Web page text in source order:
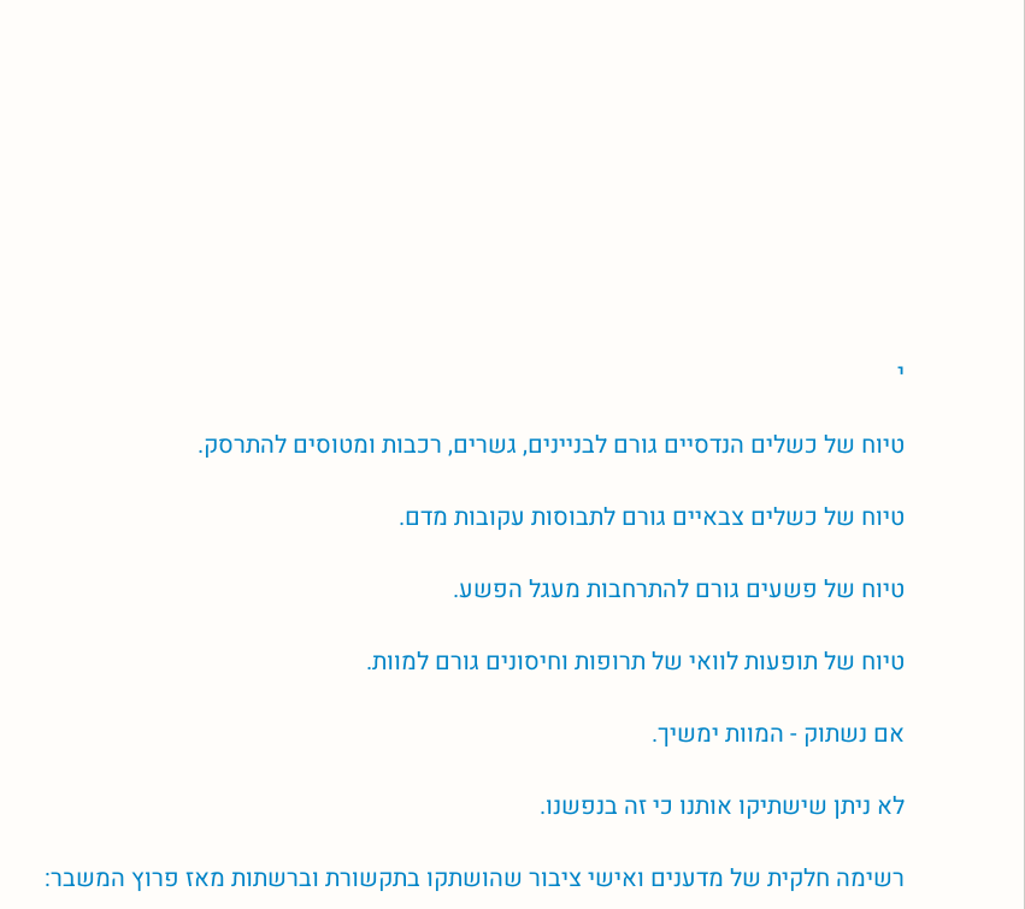
י
טיוח של כשלים הנדסיים גורם לבניינים, גשרים, רכבות ומטוסים להתרסק.
טיוח של כשלים צבאיים גורם לתבוסות עקובות מדם.
טיוח של פשעים גורם להתרחבות מעגל הפשע.
טיוח של תופעות לוואי של תרופות וחיסונים גורם למוות.
אם נשתוק - המוות ימשיך.
לא ניתן שישתיקו אותנו כי זה בנפשנו.
רשימה חלקית של מדענים ואישי ציבור שהושתקו בתקשורת וברשתות מאז פרוץ המשבר: